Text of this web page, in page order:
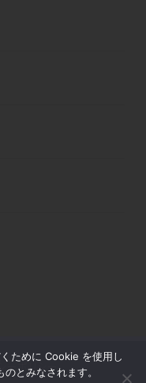
ーポリシー
ために Cookie を使用し
とみなされます。